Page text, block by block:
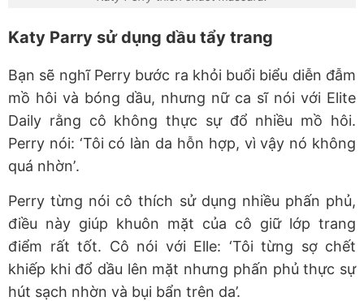
Katy Parry sử dụng dầu tẩy trang
Bạn sẽ nghĩ Perry bước ra khỏi buổi biểu diễn đẫm
mồ hôi và bóng dầu, nhưng nữ ca sĩ nói với Elite
Daily rằng cô không thực sự đổ nhiều mồ hôi.
Perry nói: ‘Tôi có làn da hỗn hợp, vì vậy nó không
quá nhờn’.
Perry từng nói cô thích sử dụng nhiều phấn phủ,
điều này giúp khuôn mặt của cô giữ lớp trang
điểm rất tốt. Cô nói với Elle: ‘Tôi từng sợ chết
khiếp khi đổ dầu lên mặt nhưng phấn phủ thực sự
hút sạch nhờn và bụi bẩn trên da’.